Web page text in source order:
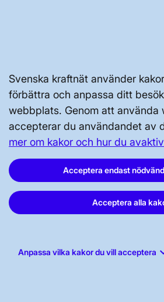
Svenska kraftnät använder
förbättra och anpassa ditt
webbplats. Genom att använda
accepterar du användandet av
mer om kakor och hur du
Acceptera endast
Acceptera alla
Anpassa vilka kakor du vill acceptera
GENVÄGAR
Kontakta oss
Press och nyheter
Prenumerera
Vår dataskyddspolicy